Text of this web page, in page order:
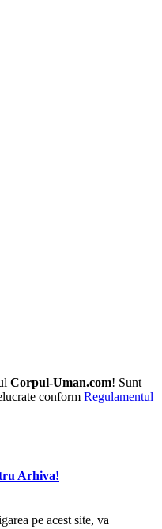
Corpul-Uman.com! Sunt
conform Regulamentul
Arhiva!
pe acest site, va